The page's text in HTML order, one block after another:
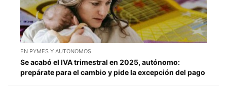
EN PYMES Y AUTONOMOS
Se acabó el IVA trimestral en 2025, autónomo:
prepárate para el cambio y pide la excepción del pago